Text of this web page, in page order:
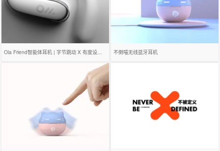
Ola Friend智能体耳机 | 字节跳动 X 有度设计 dooo design 不倒喵无线蓝牙耳机